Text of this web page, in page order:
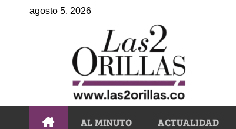
agosto 5, 2026
AL MINUTO ACTUALIDAD